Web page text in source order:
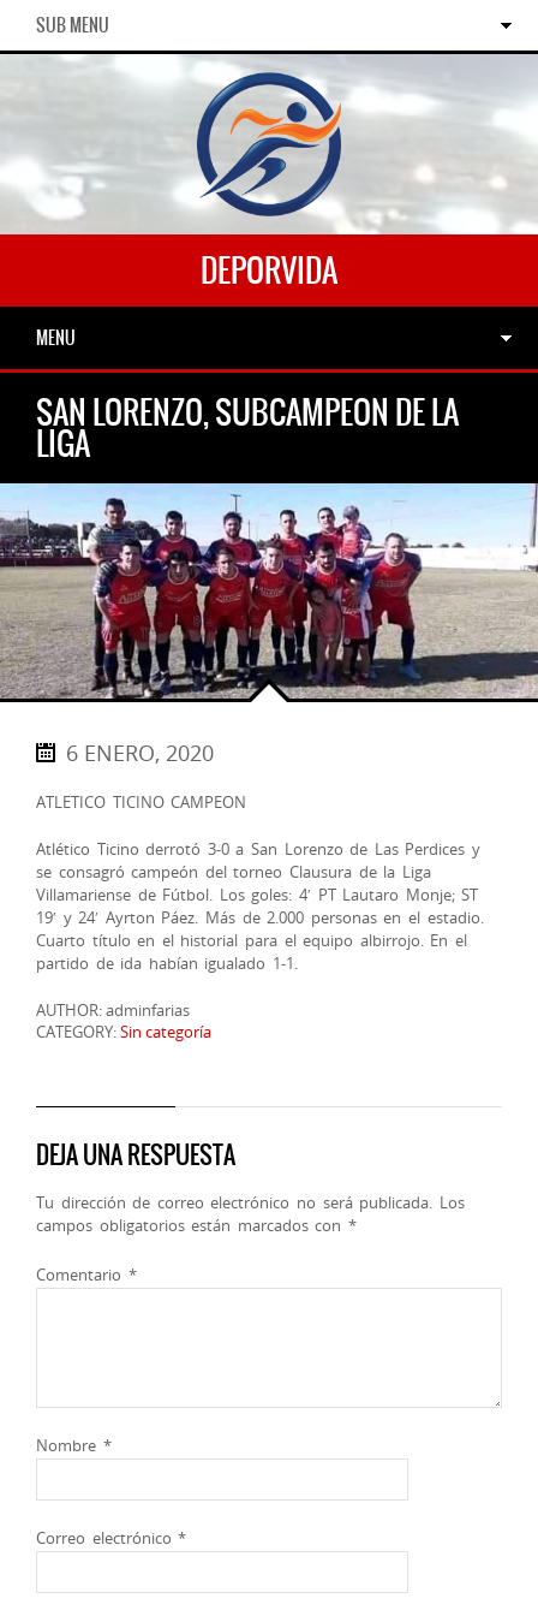
SUB MENU
DEPORVIDA
MENU
SAN LORENZO, SUBCAMPEON DE LA
LIGA
6 ENERO, 2020
ATLETICO TICINO CAMPEON
Atlético Ticino derrotó 3-0 a San Lorenzo de Las Perdices y
se consagró campeón del torneo Clausura de la Liga
Villamariense de Fútbol. Los goles: 4′ PT Lautaro Monje; ST
19′ y 24′ Ayrton Páez. Más de 2.000 personas en el estadio.
Cuarto título en el historial para el equipo albirrojo. En el
partido de ida habían igualado 1-1.
AUTHOR: adminfarias
CATEGORY:Sin categoría
DEJA UNA RESPUESTA
Tu dirección de correo electrónico no será publicada. Los
campos obligatorios están marcados con *
Comentario *
Nombre *
Correo electrónico*